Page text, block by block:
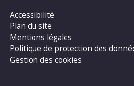
Accessibilité
Plan du site
Mentions légales
Politique de protection des
Gestion des cookies